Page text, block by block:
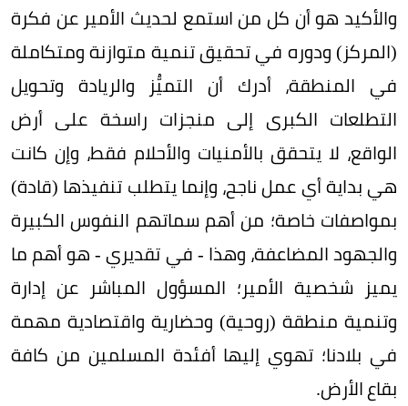
والأكيد هو أن كل من استمع لحديث الأمير عن فكرة
(المركز) ودوره في تحقيق تنمية متوازنة ومتكاملة
في المنطقة، أدرك أن التميُّز والريادة وتحويل
التطلعات الكبرى إلى منجزات راسخة على أرض
الواقع، لا يتحقق بالأمنيات والأحلام فقط، وإن كانت
هي بداية أي عمل ناجح، وإنما يتطلب تنفيذها (قادة)
بمواصفات خاصة؛ من أهم سماتهم النفوس الكبيرة
والجهود المضاعفة، وهذا - في تقديري - هو أهم ما
يميز شخصية الأمير؛ المسؤول المباشر عن إدارة
وتنمية منطقة (روحية) وحضارية واقتصادية مهمة
في بلادنا؛ تهوي إليها أفئدة المسلمين من كافة
بقاع الأرض.